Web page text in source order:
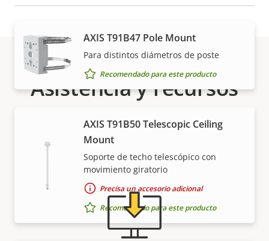
AXIS T91B47 Pole Mount
Para distintos diámetros de poste
Recomendado para este producto
AXIS T91B50 Telescopic Ceiling
Mount
Soporte de techo telescópico con
movimiento giratorio
Precisa un accesorio adicional
Recomendado para este producto
Asistencia y recursos
¿Necesita información sobre cualquier producto
Axis, software o ayuda de uno de nuestros expertos?